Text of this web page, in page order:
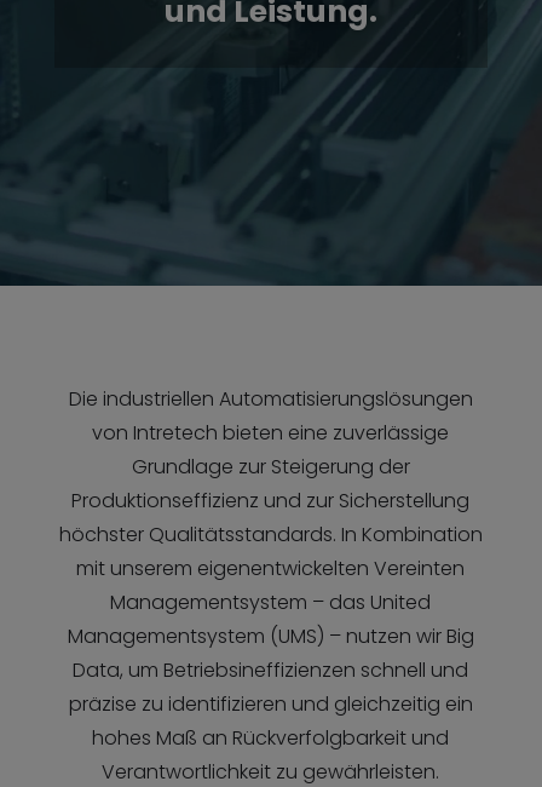
und Leistung.
Die industriellen Automatisierungslösungen
von Intretech bieten eine zuverlässige
Grundlage zur Steigerung der
Produktionseffizienz und zur Sicherstellung
höchster Qualitätsstandards. In Kombination
mit unserem eigenentwickelten Vereinten
Managementsystem – das United
Managementsystem (UMS) – nutzen wir Big
Data, um Betriebsineffizienzen schnell und
präzise zu identifizieren und gleichzeitig ein
hohes Maß an Rückverfolgbarkeit und
Verantwortlichkeit zu gewährleisten.